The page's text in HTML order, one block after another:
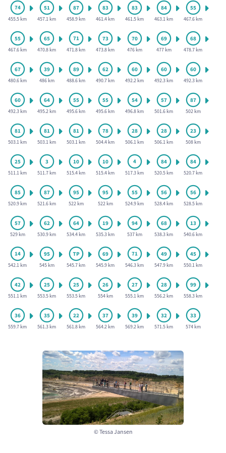
© Tessa Jansen
455.5 km 457.1 km 458.9 km 461.4 km 461.5 km 463.1 km 467.6 km
467.6 km 470.8 km 471.8 km 473.8 km 476 km 477 km 478.7 km
480.6 km 486 km 488.6 km 490.7 km 492.2 km 492.3 km 492.3 km
492.3 km 495.2 km 495.6 km 495.6 km 496.8 km 501.6 km 502 km
503.1 km 503.1 km 503.1 km 504.4 km 506.1 km 506.1 km 508 km
511.1 km 511.7 km 515.4 km 515.4 km 517.3 km 520.5 km 520.7 km
520.9 km 521.6 km 522 km 522 km 524.9 km 528.4 km 528.5 km
529 km 530.9 km 534.4 km 535.3 km 537 km 538.3 km 540.6 km
542.1 km 545 km 545.7 km 545.9 km 546.3 km 547.9 km 550.1 km
551.1 km 553.5 km 553.5 km 554 km 555.1 km 556.2 km 558.3 km
559.7 km 561.3 km 561.8 km 564.2 km 569.2 km 571.5 km 574 km